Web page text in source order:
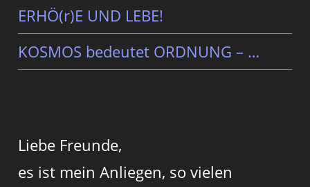
ERHÖ(r)E UND LEBE!
KOSMOS bedeutet ORDNUNG – …
Liebe Freunde,
es ist mein Anliegen, so vielen